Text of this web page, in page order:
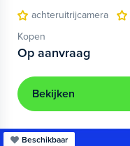
achteruitrijcamera
Kopen
Op aanvraag
Bekijken
Beschikbaar